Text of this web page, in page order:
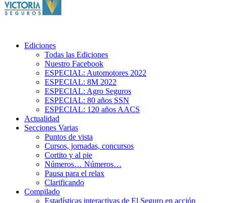
Ediciones
Todas las Ediciones
Nuestro Facebook
ESPECIAL: Automotores 2022
ESPECIAL: 8M 2022
ESPECIAL: Agro Seguros
ESPECIAL: 80 años SSN
ESPECIAL: 120 años AACS
Actualidad
Secciones Varias
Puntos de vista
Cursos, jornadas, concursos
Cortito y al pie
Números… Números…
Pausa para el relax
Clarificando
Compilado
Estadísticas interactivas de El Seguro en acción